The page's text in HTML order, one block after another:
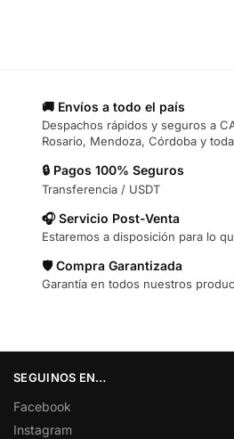
🚚 Envíos a todo el país
Despachos rápidos y seguros a
Rosario, Mendoza, Córdoba y
🔒 Pagos 100% Seguros
Transferencia / USDT
🎧 Servicio Post-Venta
Estaremos a disposición para lo
🛡️ Compra Garantizada
Garantía en todos nuestros
SEGUINOS EN…
Facebook
Instagram